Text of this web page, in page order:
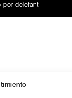
por delefant